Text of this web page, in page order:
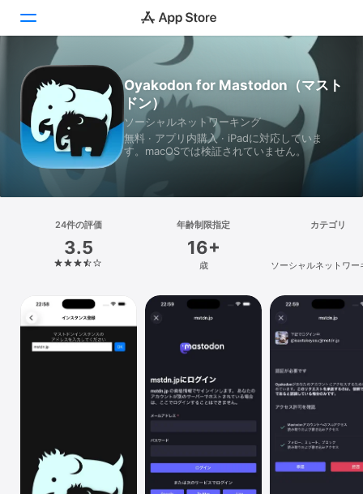
Today
ゲーム
アプリ
検索
プラットフォーム
iPhone
Mac
Vision
Oyakodon for Mastodon（マスト
ドン）
ソーシャルネットワーキング
無料 · アプリ内購入 · iPadに対応していま
す。macOSでは検証されていません。
24件の評価
3.5
年齢制限指定
16+
歳
カテゴリ
ソーシャルネットワー